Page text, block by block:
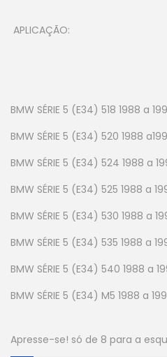
APLICAÇÃO:
BMW SÉRIE 5 (E34) 518 1988 a
BMW SÉRIE 5 (E34) 520 1988
BMW SÉRIE 5 (E34) 524 1988 a
BMW SÉRIE 5 (E34) 525 1988 a
BMW SÉRIE 5 (E34) 530 1988 a
BMW SÉRIE 5 (E34) 535 1988 a
BMW SÉRIE 5 (E34) 540 1988 a
BMW SÉRIE 5 (E34) M5 1988 a
Apresse-se! só de 8 para a